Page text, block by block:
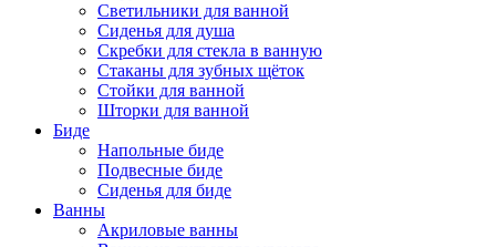
Светильники для ванной
Сиденья для душа
Скребки для стекла в ванную
Стаканы для зубных щёток
Стойки для ванной
Шторки для ванной
Биде
Напольные биде
Подвесные биде
Сиденья для биде
Ванны
Акриловые ванны